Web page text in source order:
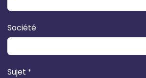
Société
Sujet *